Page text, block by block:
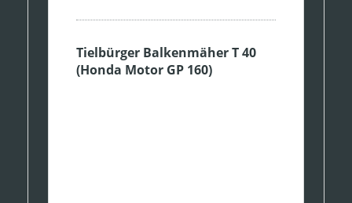
Tielbürger Balkenmäher T 40
(Honda Motor GP 160)